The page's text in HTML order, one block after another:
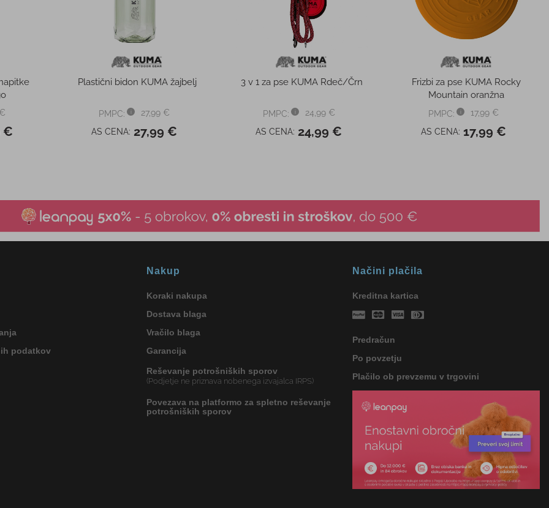
€
Plastični bidon KUMA žajbelj
PMPC:
27,99 €
AS CENA: 27,99 €
3 v 1 za pse KUMA Rdeč/Črn
PMPC:
24,99 €
AS CENA: 24,99 €
Frizbi za pse KUMA Rocky
Mountain oranžna
PMPC:
17,99 €
AS CENA: 17,99 €
podatkov
Nakup
Koraki nakupa
Dostava blaga
Vračilo blaga
Garancija
Reševanje potrošniških sporov
(Podjetje ne priznava nobenega izvajalca IRPS)
Povezava na platformo za spletno reševanje
potrošniških sporov
Načini plačila
Kreditna kartica
Predračun
Po povzetju
Plačilo ob prevzemu v trgovini